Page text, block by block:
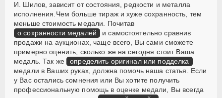
И. Шилов, зависит от состояния, редкости и металла
исполнения.Чем больше тираж и хуже сохранность, тем
меньше стоимость медали. Почитав
о сохранности медалей и самостоятельно сравнив
продажи на аукционах, чаще всего, Вы сами сможете
примерно оценить, сколько же на сегодня стоит Ваша
медаль. Так же определить оригинал или подделка
медали в Ваших руках, должна помочь наша статья. Если
у Вас остались сомнения или Вы хотите получить
профессиональную помощь в оценке медали, Вы всегда